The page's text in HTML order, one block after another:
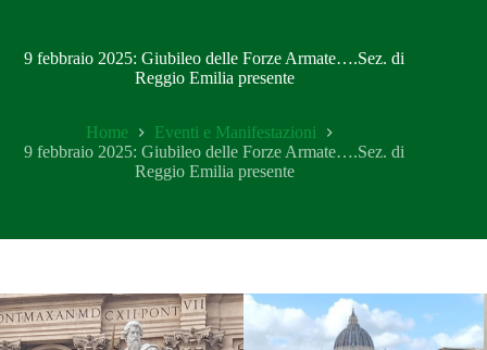
9 febbraio 2025: Giubileo delle Forze Armate….Sez. di
Reggio Emilia presente
Home
Eventi e Manifestazioni
9 febbraio 2025: Giubileo delle Forze Armate….Sez. di
Reggio Emilia presente